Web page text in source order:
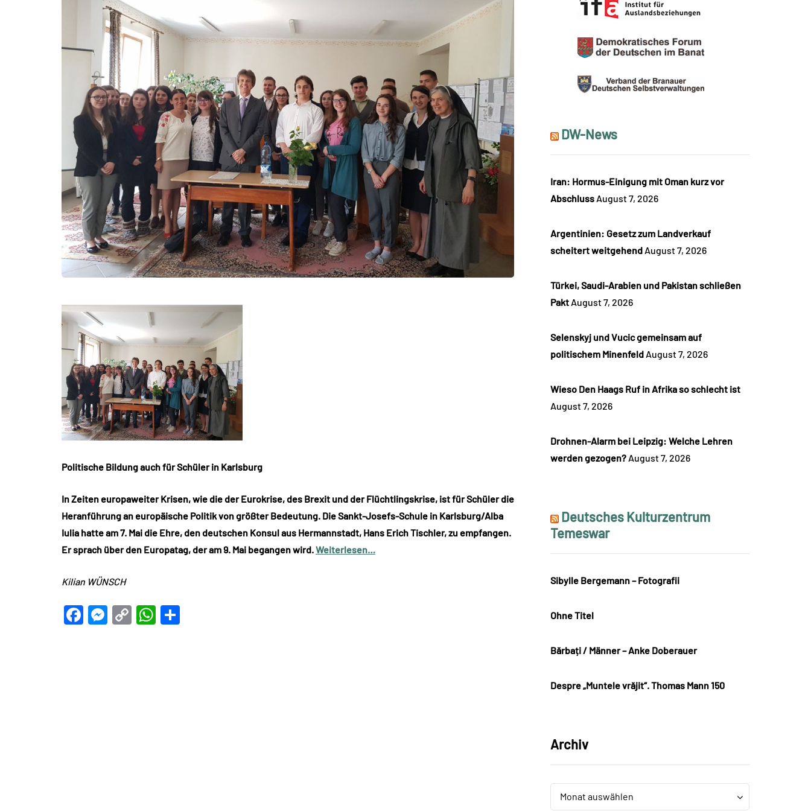
Politische Bildung auch für Schüler in Karlsburg
In Zeiten europaweiter Krisen, wie die der Eurokrise, des Brexit und der Flüchtlingskrise, ist für Schüler die
Heranführung an europäische Politik von größter Bedeutung. Die Sankt-Josefs-Schule in Karlsburg/Alba
Iulia hatte am 7. Mai die Ehre, den deutschen Konsul aus Hermannstadt, Hans Erich Tischler, zu empfangen.
Er sprach über den Europatag, der am 9. Mai begangen wird.Weiterlesen…
Kilian WÜNSCH
Facebook
Messenger
CopyWhatsApp
DW-News
Iran: Hormus-Einigung mit Oman kurz vor
Abschluss August 7, 2026
Argentinien: Gesetz zum Landverkauf
scheitert weitgehend August 7, 2026
Türkei, Saudi-Arabien und Pakistan schließen
Pakt August 7, 2026
Selenskyj und Vucic gemeinsam auf
politischem Minenfeld August 7, 2026
Wieso Den Haags Ruf in Afrika so schlecht ist
August 7, 2026
Drohnen-Alarm bei Leipzig: Welche Lehren
werden gezogen? August 7, 2026
Deutsches Kulturzentrum
Temeswar
Sibylle Bergemann – Fotografii
Ohne Titel
Bărbați / Männer – Anke Doberauer
Despre „Muntele vrăjit“. Thomas Mann 150
Archiv
Archiv
Monat auswählen
Archiv